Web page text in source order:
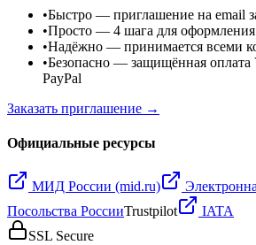
•Быстро — приглашение на email
•Просто — 4 шага для
•Надёжно — принимается всеми
•Безопасно — защищённая оплата
PayPal
Заказать приглашение →
Официальные ресурсы
МИД России (mid.ru)
Посольства РоссииTrustpilot
IATA
SSL Secure